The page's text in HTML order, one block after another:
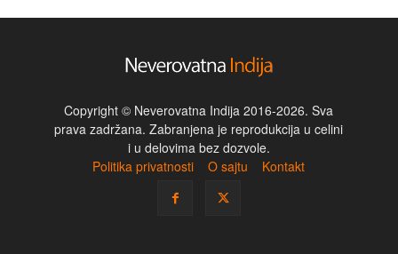
Copyright © Neverovatna Indija 2016-2026. Sva
prava zadržana. Zabranjena je reprodukcija u celini
i u delovima bez dozvole.
Politika privatnosti
O sajtu Kontakt